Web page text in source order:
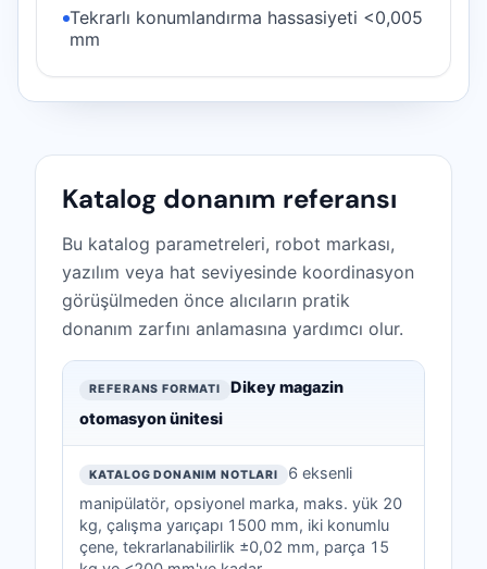
Tekrarlı konumlandırma hassasiyeti <0,005
mm
Katalog donanım referansı
Bu katalog parametreleri, robot markası,
yazılım veya hat seviyesinde koordinasyon
görüşülmeden önce alıcıların pratik
donanım zarfını anlamasına yardımcı olur.
Katalog donanım referansı — teknik veriler
REFERANS FORMATI
ALICILARIN ANLAMASI GEREKENLER
Dikey magazin
otomasyon ünitesi
6 eksenli
manipülatör, opsiyonel marka, maks. yük 20
kg, çalışma yarıçapı 1500 mm, iki konumlu
çene, tekrarlanabilirlik ±0,02 mm, parça 15